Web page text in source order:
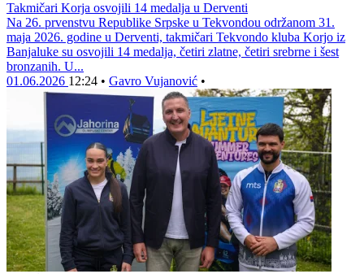
Takmičari Korja osvojili 14 medalja u Derventi
Na 26. prvenstvu Republike Srpske u Tekvondou održanom 31.
maja 2026. godine u Derventi, takmičari Tekvondo kluba Korjo iz
Banjaluke su osvojili 14 medalja, četiri zlatne, četiri srebrne i šest
bronzanih. U...
01.06.2026 12:24 • Gavro Vujanović •